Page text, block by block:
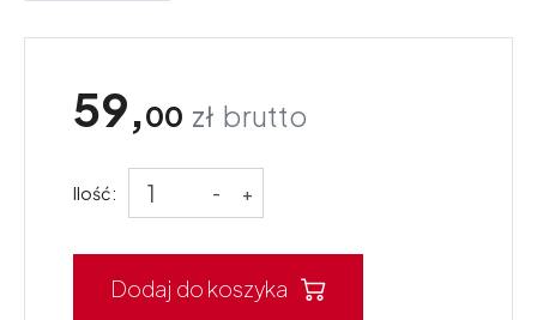
59,00 zł brutto
Ilość: - +
Dodaj do koszyka